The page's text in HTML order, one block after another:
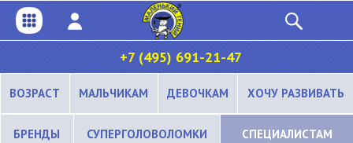
+7 (495) 691-21-47
ВОЗРАСТ МАЛЬЧИКАМ ДЕВОЧКАМ ХОЧУ РАЗВИВАТЬ
БРЕНДЫ СУПЕРГОЛОВОЛОМКИ СПЕЦИАЛИСТАМ